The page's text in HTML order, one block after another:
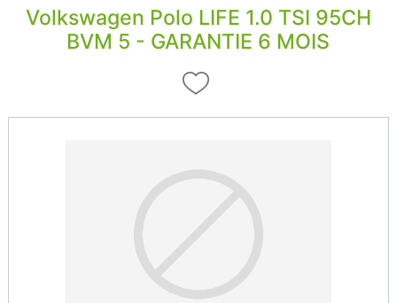
Volkswagen Polo LIFE 1.0 TSI 95CH
BVM 5 - GARANTIE 6 MOIS